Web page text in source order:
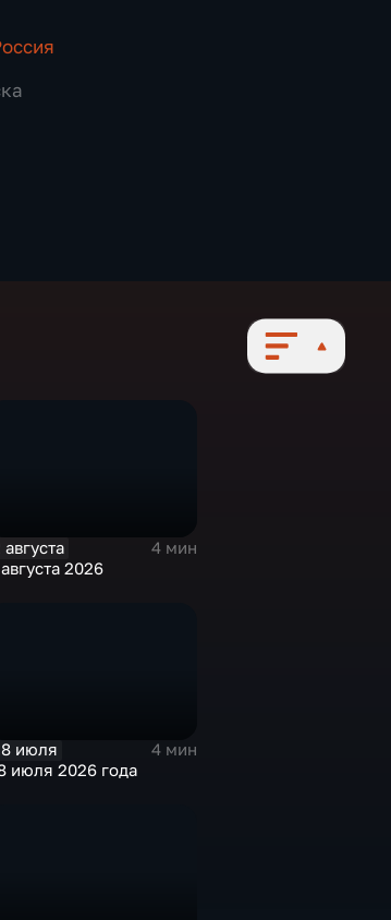
августа
4 мин
2026
июля
4 мин
июля 2026 года